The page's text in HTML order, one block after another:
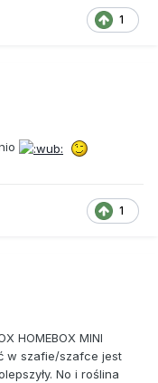
1
1
HOMEBOX MINI
w szafie/szafce jest
No i roślina